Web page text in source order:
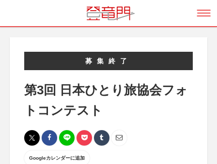
募集終了
第3回 日本ひとり旅協会フォ
トコンテスト
Googleカレンダーに追加